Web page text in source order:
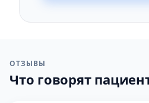
ОТЗЫВЫ
Что говорят